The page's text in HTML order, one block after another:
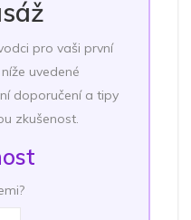
pro vaši první
uvedené
doporučení a tipy
zkušenost.